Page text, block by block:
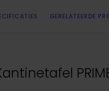
GERELATEERDE